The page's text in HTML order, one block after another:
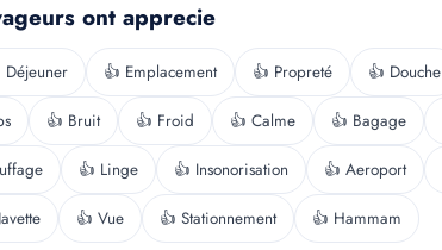
ont apprecie
Déjeuner 👍 Emplacement 👍 Propreté 👍 Douche
👍 Bruit 👍 Froid 👍 Calme 👍 Bagage
👍 Linge 👍 Insonorisation 👍 Aeroport
👍 Vue 👍 Stationnement 👍 Hammam